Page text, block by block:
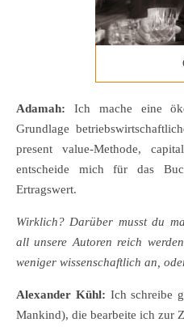
Adamah: Ich mache eine
Grundlage
present value-Methode,
entscheide mich für das
Ertragswert.
Wirklich? Darüber musst du
all unsere Autoren reich
weniger wissenschaftlich an,
Alexander Kühl: Ich schreibe
Mankind), die bearbeite ich zur